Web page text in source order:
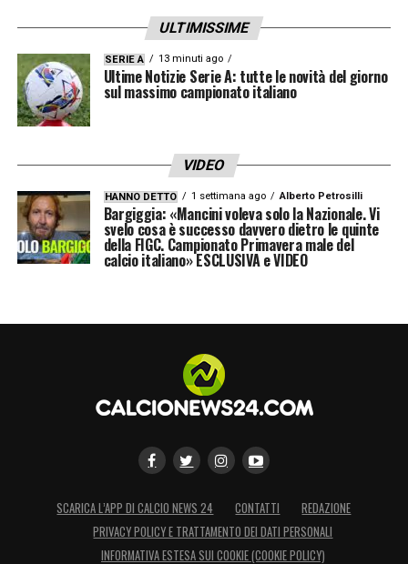
ULTIMISSIME
SERIE A 13 minuti ago
Ultime Notizie Serie A: tutte le novità del giorno
sul massimo campionato italiano
VIDEO
HANNO DETTO 1 settimana ago Alberto Petrosilli
Bargiggia: «Mancini voleva solo la Nazionale. Vi
svelo cosa è successo davvero dietro le quinte
della FIGC. Campionato Primavera male del
calcio italiano» ESCLUSIVA e VIDEO
SCARICA L’APP DI CALCIO NEWS 24 CONTATTI
REDAZIONE
PRIVACY POLICY E TRATTAMENTO DEI DATI PERSONALI
INFORMATIVA ESTESA SUI COOKIE (COOKIE POLICY)